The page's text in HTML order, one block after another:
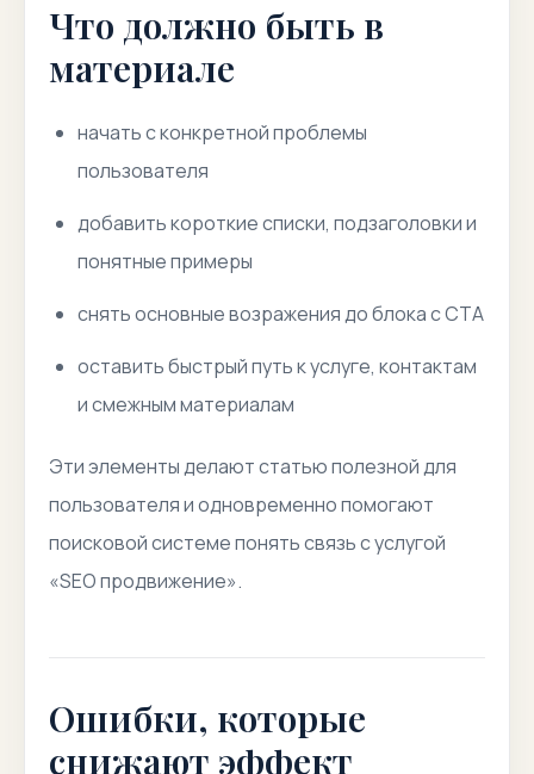
Что должно быть в
материале
начать с конкретной проблемы
пользователя
добавить короткие списки, подзаголовки и
понятные примеры
снять основные возражения до блока с CTA
оставить быстрый путь к услуге, контактам
и смежным материалам
Эти элементы делают статью полезной для
пользователя и одновременно помогают
поисковой системе понять связь с услугой
«SEO продвижение».
Ошибки, которые
снижают эффект